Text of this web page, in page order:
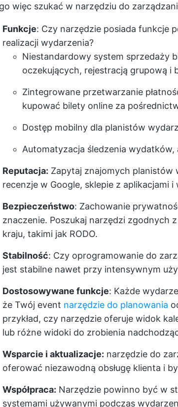
więc szukać w narzędziu do
Funkcje: Czy narzędzie posiada funkcje
realizacji wydarzenia?
Niestandardowy system sprzedaży
oczekujących, rejestracją grupową i
Zintegrowane przetwarzanie
kupować bilety online za
Dostęp mobilny dla planistów
Automatyzacja śledzenia
Reputacja: Zapytaj znajomych planistów
recenzje w Google, sklepie z aplikacjami
Bezpieczeństwo: Zachowanie
znaczenie. Poszukaj narzędzi zgodnych
kraju, takimi jak RODO.
Stabilność: Czy oprogramowanie do
jest stabilne nawet przy intensywnym
Dostosowywane funkcje: Każde
że Twój event narzędzie do planowania
przykład, czy narzędzie oferuje widok
lub różne widoki do zrobienia
Wsparcie i aktualizacje: narzędzie do
oferować niezawodną obsługę klienta i
Współpraca: Narzędzie powinno być w
systemami używanymi podczas